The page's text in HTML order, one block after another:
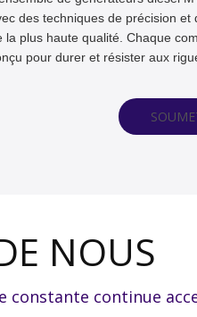
des techniques de précision et
la plus haute qualité. Chaque
pour durer et résister aux
NOUS
constante continue